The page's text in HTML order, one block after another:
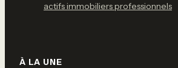
actifs immobiliers professionnels
À LA UNE